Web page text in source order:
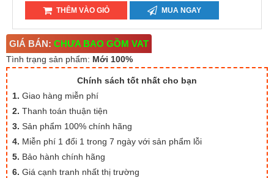
THÊM VÀO GIỎ MUA NGAY
GIÁ BÁN: CHƯA BAO GỒM VAT
Tình trạng sản phẩm: Mới 100%
Chính sách tốt nhất cho bạn
1. Giao hàng miễn phí
2. Thanh toán thuận tiện
3. Sản phẩm 100% chính hãng
4. Miễn phí 1 đổi 1 trong 7 ngày với sản phẩm lỗi
5. Bảo hành chính hãng
6. Giá cạnh tranh nhất thị trường